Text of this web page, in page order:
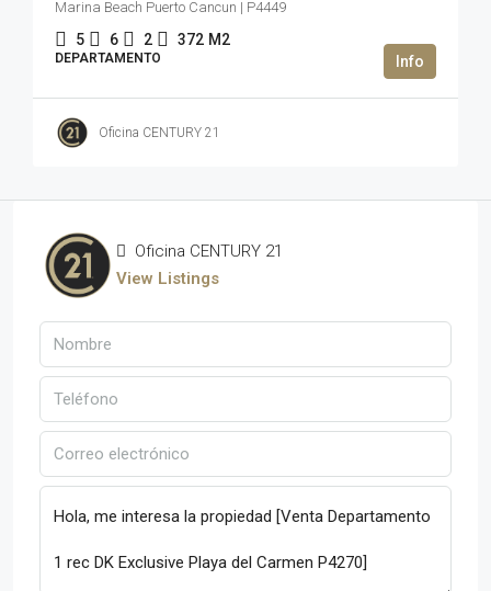
Marina Beach Puerto Cancun | P4449
5 6 2 372 M2
DEPARTAMENTO
Oficina CENTURY 21
Oficina CENTURY 21
View Listings